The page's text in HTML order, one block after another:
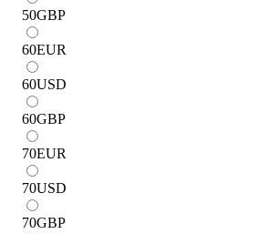
50GBP
60EUR
60USD
60GBP
70EUR
70USD
70GBP